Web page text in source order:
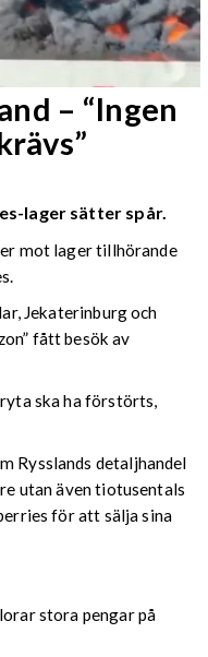
– “Ingen
lager sätter spår.
mot lager tillhörande
Jekaterinburg och
fått besök av
ska ha förstörts,
Rysslands detaljhandel
utan även tiotusentals
för att sälja sina
stora pengar på